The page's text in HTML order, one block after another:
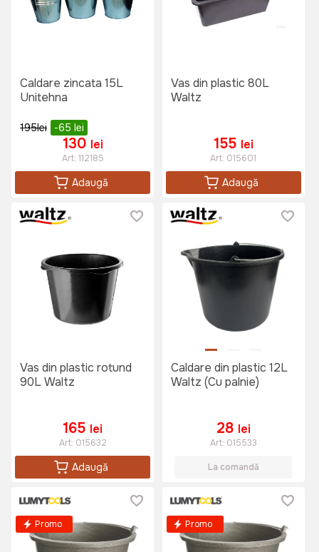
Caldare zincata 15L
Unitehna
195lei -65 lei
130 lei
Art: 112185
Adaugă
Vas din plastic 80L
Waltz
155 lei
Art: 015601
Adaugă
Vas din plastic rotund
90L Waltz
165 lei
Art: 015632
Adaugă
Caldare din plastic 12L
Waltz (Cu palnie)
28 lei
Art: 015533
La comandă
Promo Promo